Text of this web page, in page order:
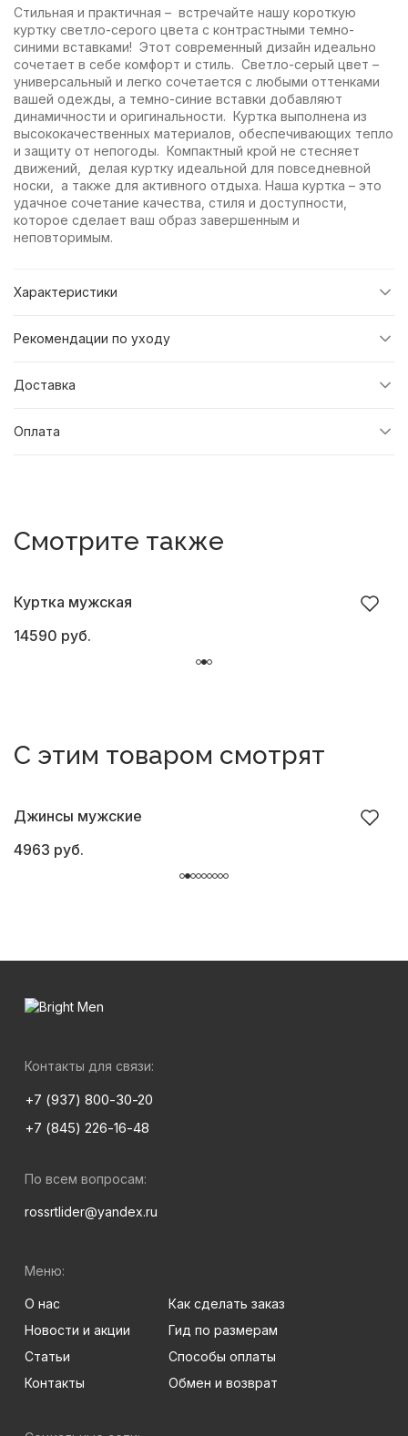
Стильная и практичная – встречайте нашу короткую
куртку светло-серого цвета с контрастными темно-
синими вставками! Этот современный дизайн идеально
сочетает в себе комфорт и стиль. Светло-серый цвет –
универсальный и легко сочетается с любыми оттенками
вашей одежды, а темно-синие вставки добавляют
динамичности и оригинальности. Куртка выполнена из
высококачественных материалов, обеспечивающих тепло
и защиту от непогоды. Компактный крой не стесняет
движений, делая куртку идеальной для повседневной
носки, а также для активного отдыха. Наша куртка – это
удачное сочетание качества, стиля и доступности,
которое сделает ваш образ завершенным и
неповторимым.
Характеристики
Рекомендации по уходу
Доставка
Оплата
Смотрите также
Куртка мужская
14590 руб.
С этим товаром смотрят
Джинсы мужские
4963 руб.
Контакты для связи:
+7 (937) 800-30-20
+7 (845) 226-16-48
По всем вопросам:
rossrtlider@yandex.ru
Меню:
О нас
Новости и акции
Статьи
Контакты
Как сделать заказ
Гид по размерам
Способы оплаты
Обмен и возврат